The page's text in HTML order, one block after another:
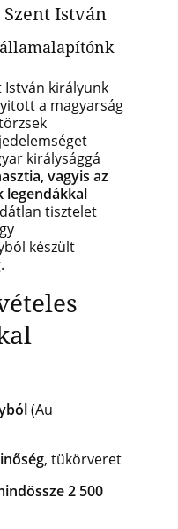
István
királyunk
a magyarság
királysággá
vagyis az
legendákkal
tisztelet
készült
(Au
, tükörveret
2 500